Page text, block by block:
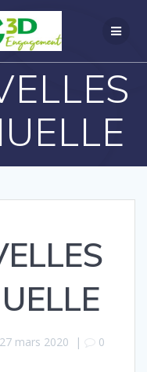
27 mars 2020 | 0